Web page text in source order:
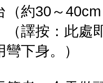
（約30～
（譯按：此處
下身。）